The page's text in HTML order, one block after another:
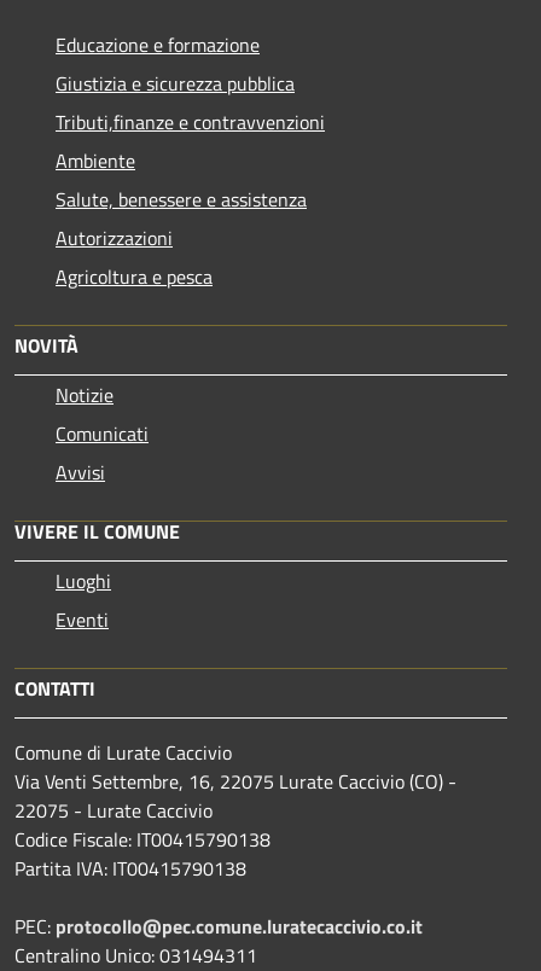
Educazione e formazione
Giustizia e sicurezza pubblica
Tributi,finanze e contravvenzioni
Ambiente
Salute, benessere e assistenza
Autorizzazioni
Agricoltura e pesca
NOVITÀ
Notizie
Comunicati
Avvisi
VIVERE IL COMUNE
Luoghi
Eventi
CONTATTI
Comune di Lurate Caccivio
Via Venti Settembre, 16, 22075 Lurate Caccivio (CO) -
22075 - Lurate Caccivio
Codice Fiscale: IT00415790138
Partita IVA: IT00415790138
PEC: protocollo@pec.comune.luratecaccivio.co.it
Centralino Unico: 031494311